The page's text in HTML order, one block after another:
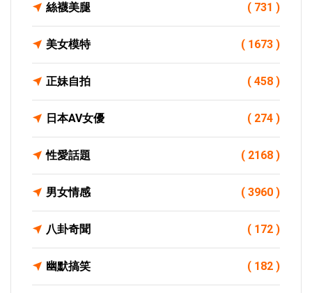
絲襪美腿 ( 731 )
美女模特 ( 1673 )
正妹自拍 ( 458 )
日本AV女優 ( 274 )
性愛話題 ( 2168 )
男女情感 ( 3960 )
八卦奇聞 ( 172 )
幽默搞笑 ( 182 )